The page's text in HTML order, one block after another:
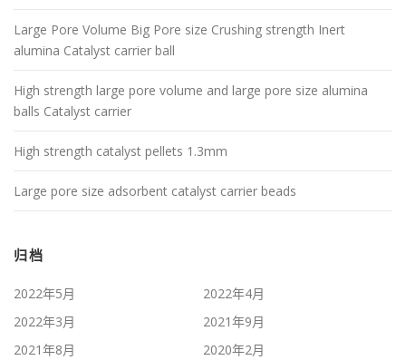
Large Pore Volume Big Pore size Crushing strength Inert
alumina Catalyst carrier ball
High strength large pore volume and large pore size alumina
balls Catalyst carrier
High strength catalyst pellets 1.3mm
Large pore size adsorbent catalyst carrier beads
归档
2022年5月
2022年4月
2022年3月
2021年9月
2021年8月
2020年2月